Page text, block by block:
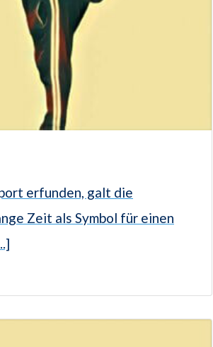
erfunden, galt die
Zeit als Symbol für einen